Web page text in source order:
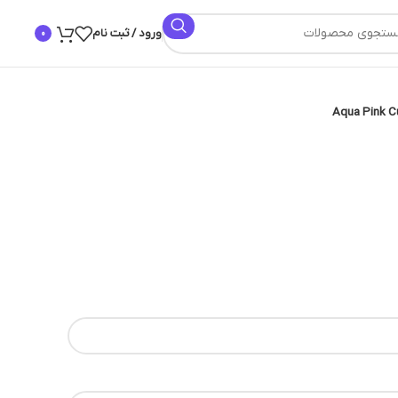
ورود / ثبت نام 0